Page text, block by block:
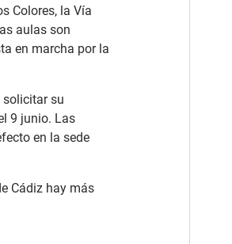
Colores, la Vía
aulas son
en marcha por la
solicitar su
9 junio. Las
en la sede
Cádiz hay más